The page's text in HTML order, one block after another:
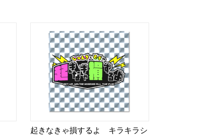
起きなきゃ損するよ キラキラシ